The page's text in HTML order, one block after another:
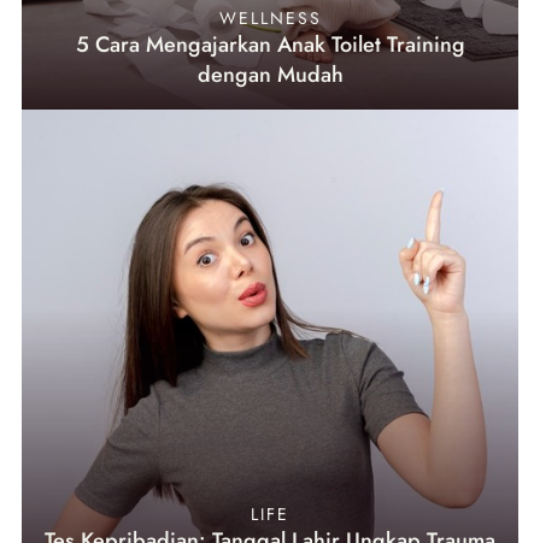
WELLNESS
5 Cara Mengajarkan Anak Toilet Training
dengan Mudah
LIFE